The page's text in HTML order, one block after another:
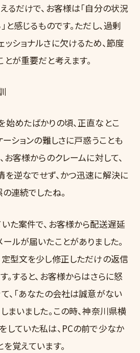
るだけで、お客様は「自分の状況
と感じるものです。ただし、過剰
ショナルさに欠けるため、節度
が重要だと考えます。
めたばかりの頃、正直なとこ
ーションの難しさに戸惑うことも
お客様からのクレームに対して、
を逆なでせず、かつ迅速に解決に
連続でしたね。
た案件で、お客様から配送遅延
ルが届いたことがありました。
型文を少し修正しただけの返信
。すると、お客様からはさらに怒
、「あなたの会社は誠意がない
まいました。この時、神奈川県横
していた私は、PCの前で少なか
覚えています。